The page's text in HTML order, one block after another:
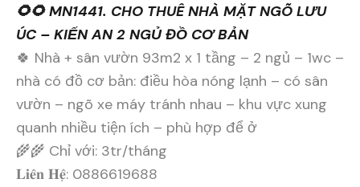
🌻🌻 MN1441. CHO THUÊ NHÀ MẶT NGÕ LƯU
ÚC – KIẾN AN 2 NGỦ ĐỒ CƠ BẢN
🍀 Nhà + sân vườn 93m2 x 1 tầng – 2 ngủ – 1wc –
nhà có đồ cơ bản: điều hòa nóng lạnh – có sân
vườn – ngõ xe máy tránh nhau – khu vực xung
quanh nhiều tiện ích – phù hợp để ở
🌾🌾 Chỉ với: 3tr/tháng
𝐋𝐢𝐞̂𝐧 𝐇𝐞̣̂: 0886619688